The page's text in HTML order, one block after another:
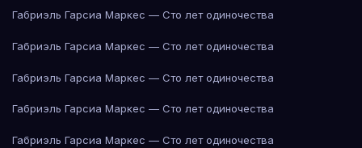
Габриэль Гарсиа Маркес — Сто лет одиночества
Габриэль Гарсиа Маркес — Сто лет одиночества
Габриэль Гарсиа Маркес — Сто лет одиночества
Габриэль Гарсиа Маркес — Сто лет одиночества
Габриэль Гарсиа Маркес — Сто лет одиночества